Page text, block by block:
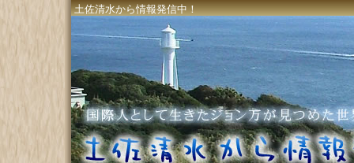
土佐清水から情報発信中！